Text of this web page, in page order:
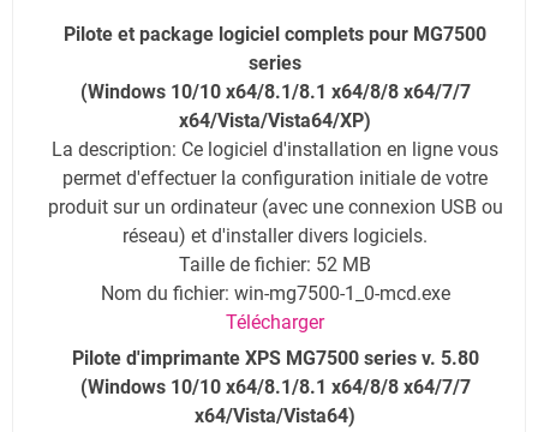
Pilote et package logiciel complets pour MG7500
series
(Windows 10/10 x64/8.1/8.1 x64/8/8 x64/7/7
x64/Vista/Vista64/XP)
La description: Ce logiciel d'installation en ligne vous
permet d'effectuer la configuration initiale de votre
produit sur un ordinateur (avec une connexion USB ou
réseau) et d'installer divers logiciels.
Taille de fichier: 52 MB
Nom du fichier: win-mg7500-1_0-mcd.exe
Télécharger
Pilote d'imprimante XPS MG7500 series v. 5.80
(Windows 10/10 x64/8.1/8.1 x64/8/8 x64/7/7
x64/Vista/Vista64)